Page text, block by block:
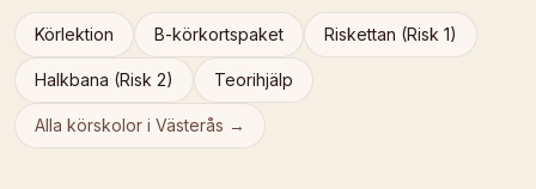
Körlektion B-körkortspaket Riskettan (Risk 1)
Halkbana (Risk 2) Teorihjälp
Alla körskolor i Västerås →